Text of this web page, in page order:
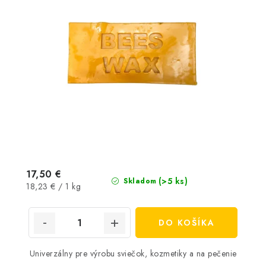
Skladom (>5 ks)
17,50 €
Jednotková
18,23 € / 1 kg
DO KOŠÍKA
Univerzálny pre výrobu sviečok, kozmetiky a na pečenie